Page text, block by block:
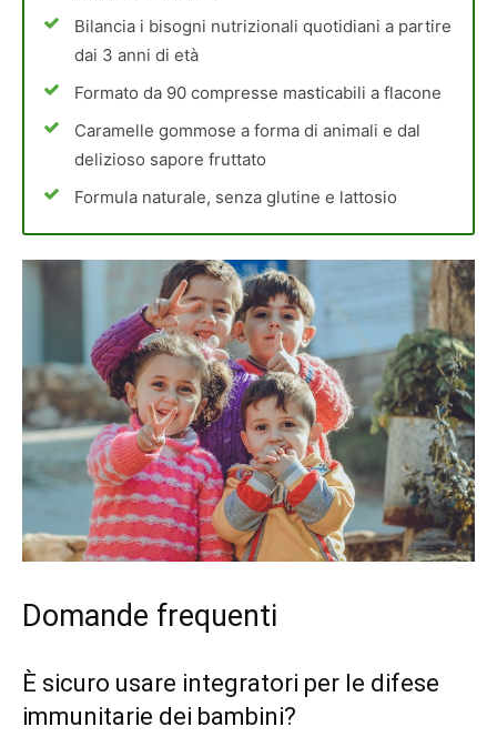
Bilancia i bisogni nutrizionali quotidiani a partire
dai 3 anni di età
Formato da 90 compresse masticabili a flacone
Caramelle gommose a forma di animali e dal
delizioso sapore fruttato
Formula naturale, senza glutine e lattosio
Domande frequenti
È sicuro usare integratori per le difese
immunitarie dei bambini?